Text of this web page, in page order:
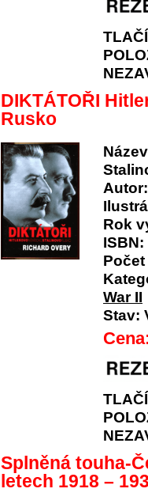
DIKTÁTOŘI
Rusko
Autor:
Rok
ISBN:
War II
Stav:
Splněná touha-
letech 1918 –